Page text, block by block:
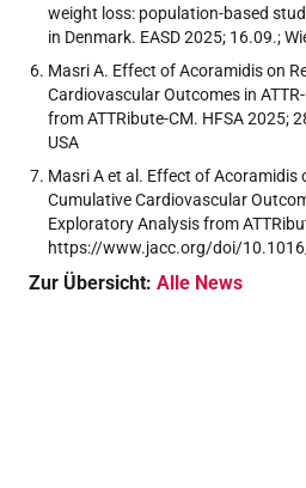
weight loss: population-based
in Denmark. EASD 2025; 16.09.;
Masri A. Effect of Acoramidis on
Cardiovascular Outcomes in
from ATTRibute-CM. HFSA 2025;
USA
Masri A et al. Effect of Acoramidis
Cumulative Cardiovascular
Exploratory Analysis from
https://www.jacc.org/doi/
Zur Übersicht: Alle News